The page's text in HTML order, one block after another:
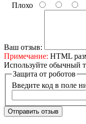
Плохо
Ваш отзыв:
Примечание: HTML
Используйте обычный
Защита от роботов
Введите код в поле
Отправить отзыв